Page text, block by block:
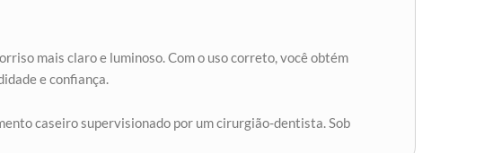
mais claro e luminoso. Com o uso correto, você obtém
e confiança.
caseiro supervisionado por um cirurgião-dentista. Sob